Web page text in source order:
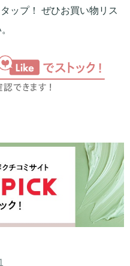
ップ！ ぜひお買い物リス